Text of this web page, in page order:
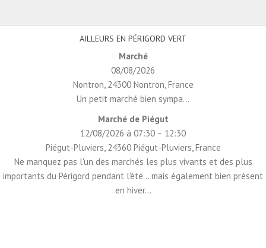
AILLEURS EN PÉRIGORD VERT
Marché
08/08/2026
Nontron, 24300 Nontron, France
Un petit marché bien sympa...
Marché de Piégut
12/08/2026 à 07:30 – 12:30
Piégut-Pluviers, 24360 Piégut-Pluviers, France
Ne manquez pas l'un des marchés les plus vivants et des plus
importants du Périgord pendant l'été... mais également bien présent
en hiver...